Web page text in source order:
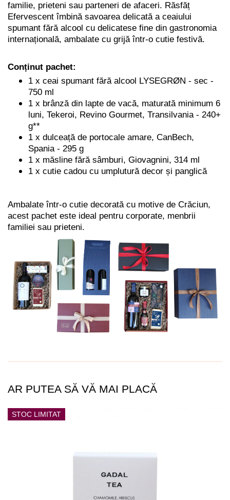
familie, prieteni sau parteneri de afaceri. Răsfăț
Efervescent îmbină savoarea delicată a ceaiului
spumant fără alcool cu delicatese fine din gastronomia
internațională, ambalate cu grijă într-o cutie festivă.
Conținut pachet:
1 x ceai spumant fără alcool LYSEGRØN - sec -
750 ml
1 x brânză din lapte de vacă, maturată minimum 6
luni, Tekeroi, Revino Gourmet, Transilvania - 240+
g**
1 x dulceață de portocale amare, CanBech,
Spania - 295 g
1 x măsline fără sâmburi, Giovagnini, 314 ml
1 x cutie cadou cu umplutură decor și panglică
Ambalate într-o cutie decorată cu motive de Crăciun,
acest pachet este ideal pentru corporate, menbrii
familiei sau prieteni.
AR PUTEA SĂ VĂ MAI PLACĂ
STOC LIMITAT